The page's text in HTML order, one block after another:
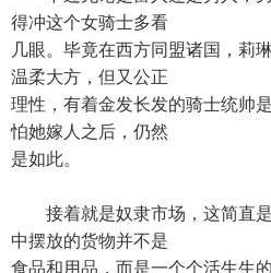
得冲这个女骑士多看
几眼。毕竟在西方同盟诸国，莉
温柔大方，但又公正
理性，有着金发长发的骑士统帅
怕她嫁人之后，仍然
是如此。
接着就是奴隶市场，这简直是
中摆放的货物并不是
食品和用品，而是一个个活生生